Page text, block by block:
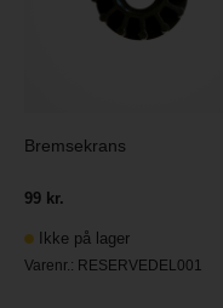
Bremsekrans
99 kr.
Ikke på lager
Varenr.: RESERVEDEL001